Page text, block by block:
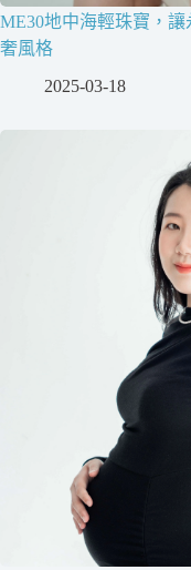
ME30地中海輕珠寶，
奢風格
2025-03-18